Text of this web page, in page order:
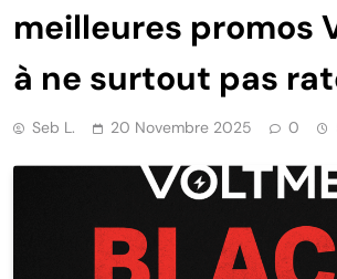
meilleures promos
à ne surtout pas
Seb L. 20 Novembre 2025 0